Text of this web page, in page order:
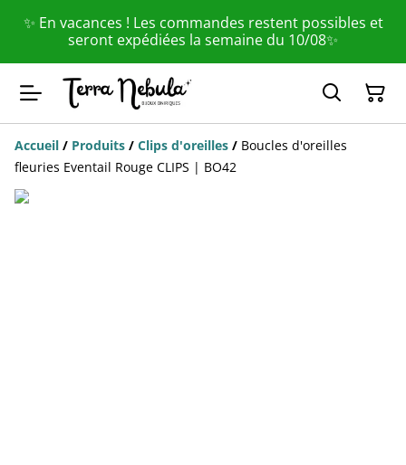
✨ En vacances ! Les commandes restent possibles et
seront expédiées la semaine du 10/08✨
Accueil / Produits / Clips d'oreilles / Boucles d'oreilles
fleuries Eventail Rouge CLIPS | BO42